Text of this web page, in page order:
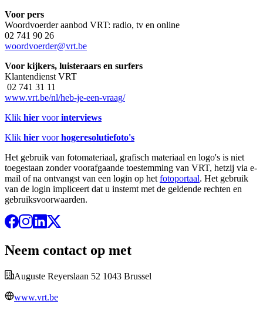
Voor pers
Woordvoerder aanbod VRT: radio, tv en online
02 741 90 26
woordvoerder@vrt.be
Voor kijkers, luisteraars en surfers
Klantendienst VRT
02 741 31 11
www.vrt.be/nl/heb-je-een-vraag/
Klik hier voorinterviews
Klik hier voorhogeresolutiefoto's
Het gebruik van fotomateriaal, grafisch materiaal en logo's is niet
toegestaan zonder voorafgaande toestemming van VRT, hetzij via e-
mail of na ontvangst van een login op het fotoportaal. Het gebruik
van de login impliceert dat u instemt met de geldende rechten en
gebruiksvoorwaarden.
Neem contact op met
Auguste Reyerslaan 52 1043 Brussel
www.vrt.be